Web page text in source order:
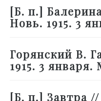
[Б. п.]
Новь. 1915. 3
Горянский В.
1915. 3
[Б. п.] Завтра //